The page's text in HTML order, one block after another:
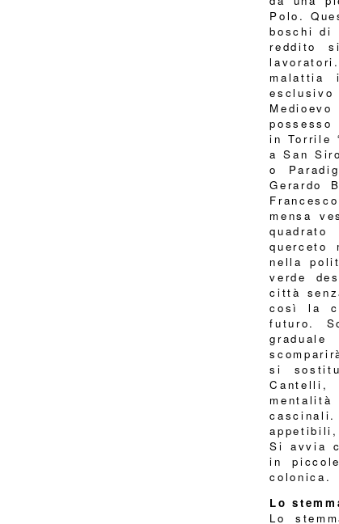
Polo.
boschi di
reddito
malattia
in Torrile
a San
o
Gerardo
mensa
nella
verde
città
così la
futuro.
si
Cantelli,
Si avvia
in
colonica.
Lo
Lo